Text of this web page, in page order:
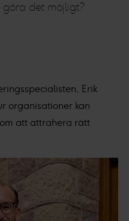
göra det möjligt?
Erik
organisationer kan
att attrahera rätt